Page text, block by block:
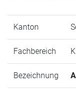
Kanton
Fachbereich
Bezeichnung